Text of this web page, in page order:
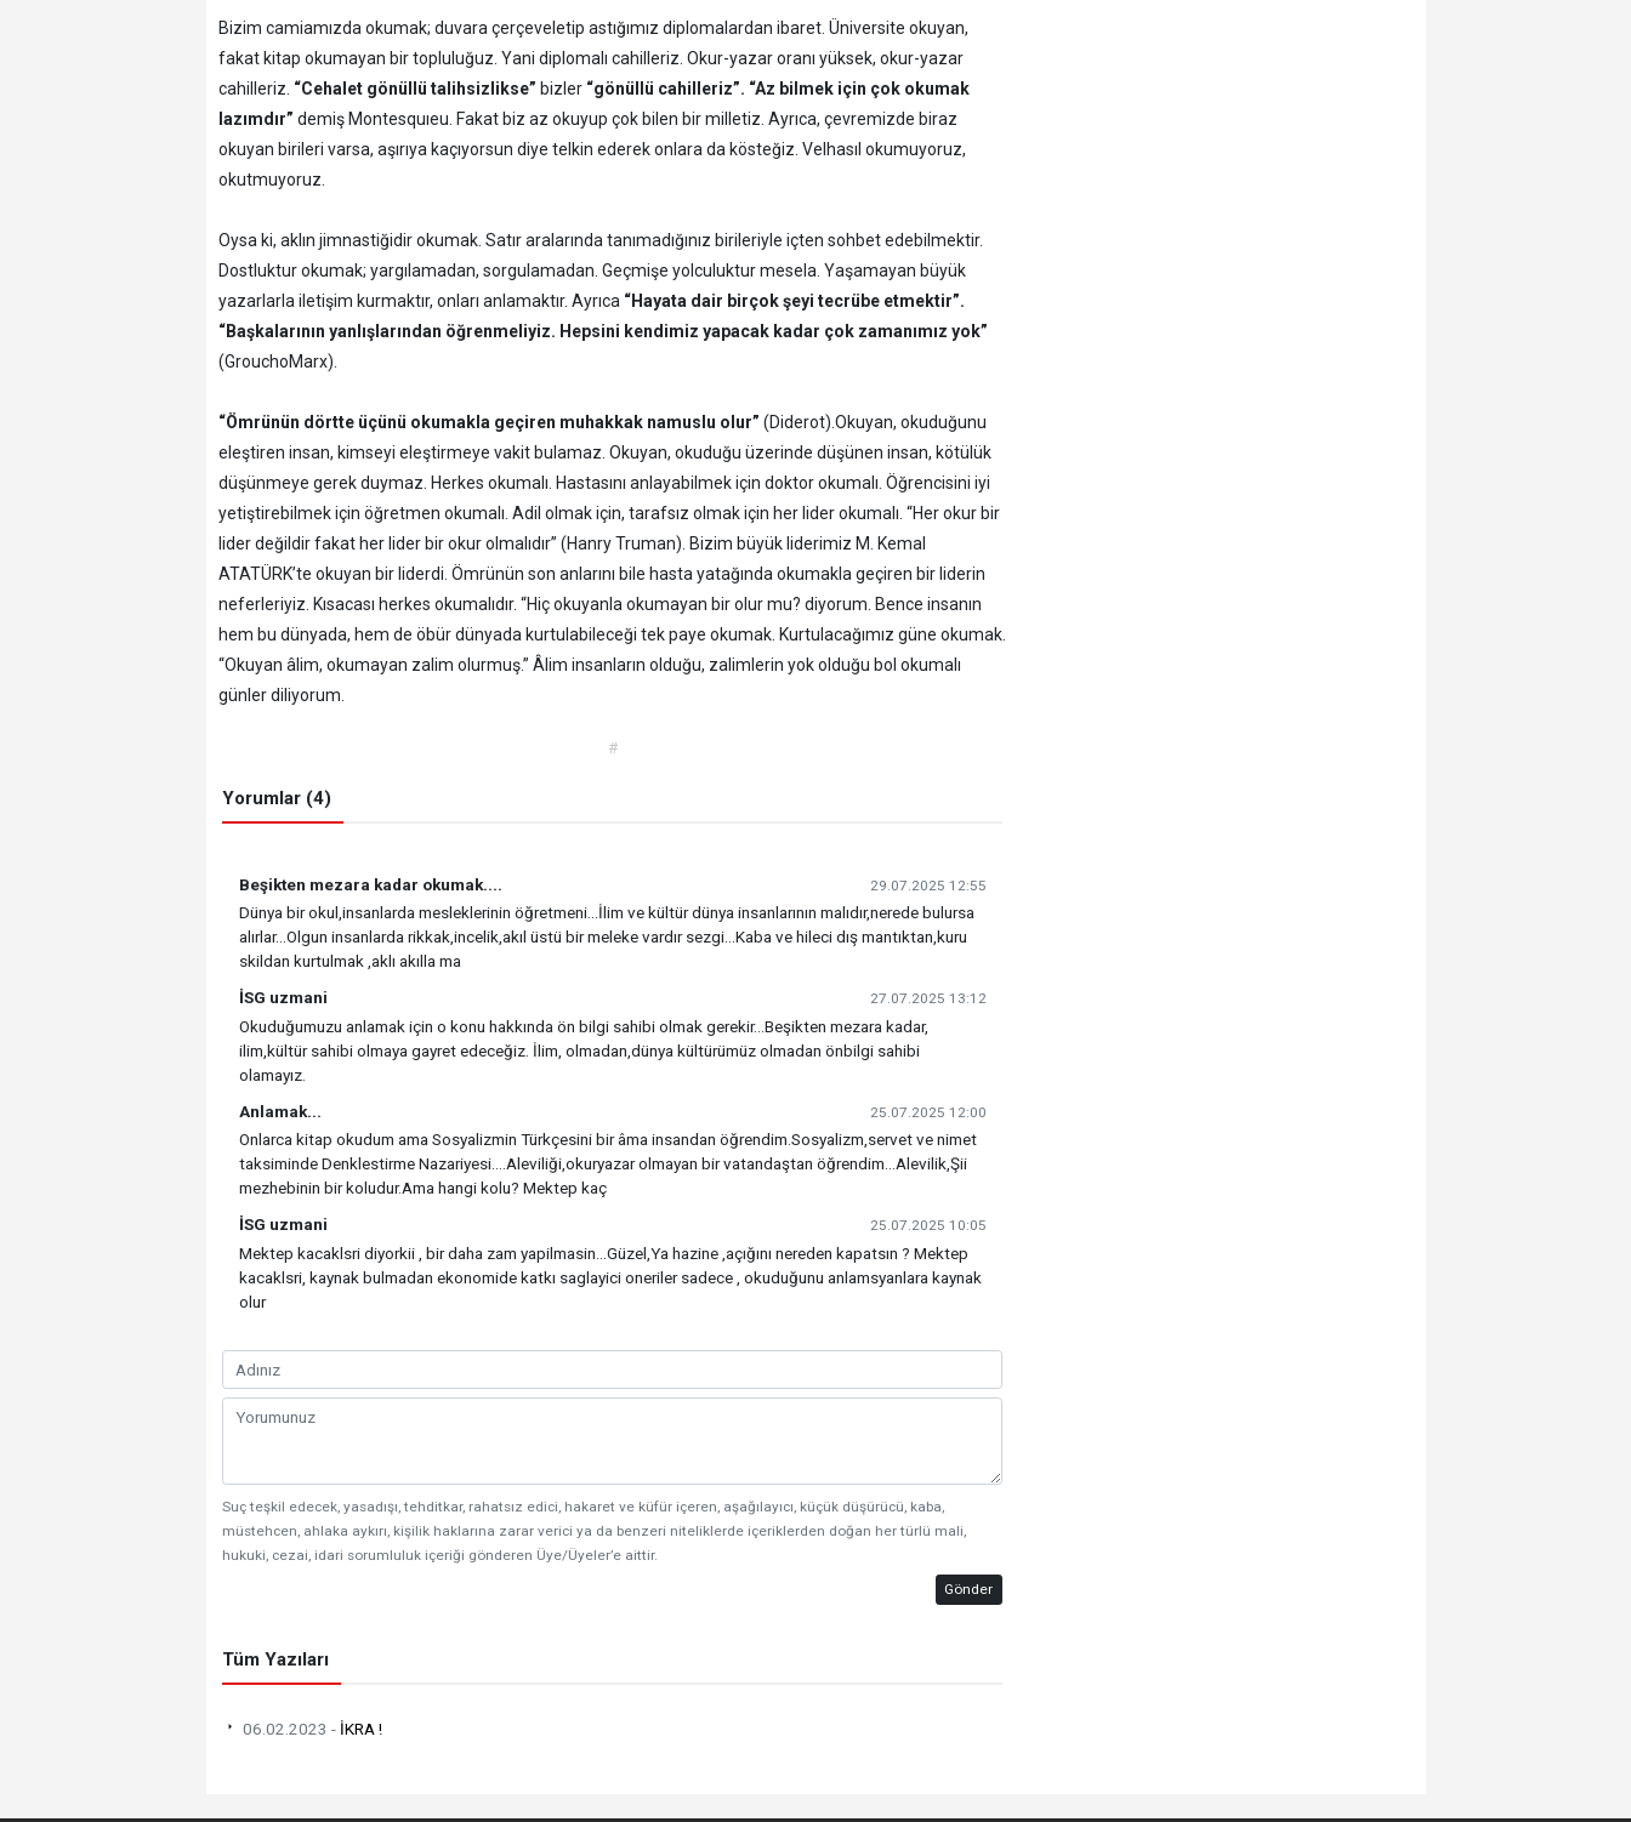
Bizim camiamızda okumak; duvara çerçeveletip astığımız diplomalardan ibaret. Üniversite okuyan,
fakat kitap okumayan bir topluluğuz. Yani diplomalı cahilleriz. Okur-yazar oranı yüksek, okur-yazar
cahilleriz. “Cehalet gönüllü talihsizlikse” bizler“gönüllü cahilleriz”. “Az bilmek için çok okumak
lazımdır” demiş Montesquıeu. Fakat biz az okuyup çok bilen bir milletiz. Ayrıca, çevremizde biraz
okuyan birileri varsa, aşırıya kaçıyorsun diye telkin ederek onlara da kösteğiz. Velhasıl okumuyoruz,
okutmuyoruz.
Oysa ki, aklın jimnastiğidir okumak. Satır aralarında tanımadığınız birileriyle içten sohbet edebilmektir.
Dostluktur okumak; yargılamadan, sorgulamadan. Geçmişe yolculuktur mesela. Yaşamayan büyük
yazarlarla iletişim kurmaktır, onları anlamaktır. Ayrıca “Hayata dair birçok şeyi tecrübe etmektir”.
“Başkalarının yanlışlarından öğrenmeliyiz. Hepsini kendimiz yapacak kadar çok zamanımız yok”
(GrouchoMarx).
“Ömrünün dörtte üçünü okumakla geçiren muhakkak namuslu olur” (Diderot).Okuyan, okuduğunu
eleştiren insan, kimseyi eleştirmeye vakit bulamaz. Okuyan, okuduğu üzerinde düşünen insan, kötülük
düşünmeye gerek duymaz. Herkes okumalı. Hastasını anlayabilmek için doktor okumalı. Öğrencisini iyi
yetiştirebilmek için öğretmen okumalı. Adil olmak için, tarafsız olmak için her lider okumalı. “Her okur bir
lider değildir fakat her lider bir okur olmalıdır” (Hanry Truman). Bizim büyük liderimiz M. Kemal
ATATÜRK’te okuyan bir liderdi. Ömrünün son anlarını bile hasta yatağında okumakla geçiren bir liderin
neferleriyiz. Kısacası herkes okumalıdır. “Hiç okuyanla okumayan bir olur mu? diyorum. Bence insanın
hem bu dünyada, hem de öbür dünyada kurtulabileceği tek paye okumak. Kurtulacağımız güne okumak.
“Okuyan âlim, okumayan zalim olurmuş.” Âlim insanların olduğu, zalimlerin yok olduğu bol okumalı
günler diliyorum.
#
Yorumlar (4)
Beşikten mezara kadar okumak.... 29.07.2025 12:55
Dünya bir okul,insanlarda mesleklerinin öğretmeni...İlim ve kültür dünya insanlarının malıdır,nerede bulursa
alırlar...Olgun insanlarda rikkak,incelik,akıl üstü bir meleke vardır sezgi...Kaba ve hileci dış mantıktan,kuru
skildan kurtulmak ,aklı akılla ma
İSG uzmani
27.07.2025 13:12
Okuduğumuzu anlamak için o konu hakkında ön bilgi sahibi olmak gerekir...Beşikten mezara kadar,
ilim,kültür sahibi olmaya gayret edeceğiz. İlim, olmadan,dünya kültürümüz olmadan önbilgi sahibi
olamayız.
Anlamak...
25.07.2025 12:00
Onlarca kitap okudum ama Sosyalizmin Türkçesini bir âma insandan öğrendim.Sosyalizm,servet ve nimet
taksiminde Denklestirme Nazariyesi....Aleviliği,okuryazar olmayan bir vatandaştan öğrendim...Alevilik,Şii
mezhebinin bir koludur.Ama hangi kolu? Mektep kaç
İSG uzmani
25.07.2025 10:05
Mektep kacaklsri diyorkii , bir daha zam yapilmasin...Güzel,Ya hazine ,açığını nereden kapatsın ? Mektep
kacaklsri, kaynak bulmadan ekonomide katkı saglayici oneriler sadece , okuduğunu anlamsyanlara kaynak
olur
Suç teşkil edecek, yasadışı, tehditkar, rahatsız edici, hakaret ve küfür içeren, aşağılayıcı, küçük düşürücü, kaba,
müstehcen, ahlaka aykırı, kişilik haklarına zarar verici ya da benzeri niteliklerde içeriklerden doğan her türlü mali,
hukuki, cezai, idari sorumluluk içeriği gönderen Üye/Üyeler’e aittir.
Gönder
Tüm Yazıları
06.02.2023 - İKRA !